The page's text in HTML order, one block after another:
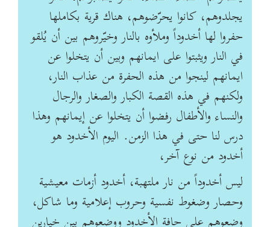
يجلدوهم، كانوا يحرّضوهم، هناك قرية بكاملها
حفروا لها أخدوداً وملأوه بالنار وخيّروهم ‏بين أن يُلقو
في النار ويثبتوا على ايمانهم وبين أن يتخلوا عن
ايمانهم لينجوا من هذه الحفرة من عذاب ‏النار،
ولكنهم في هذه القصة الكبار والصغار والرجال
والنساء والأطفال رفضوا أن يتخلوا عن إيمانهم ‏وهذا
درس لنا حتى في هذا الزمن. اليوم الأخدود هو
أخدود من نوع آخر،
ليس أخدوداً من نار ملتهبة، ‏أخدود أزمات معيشية
وحصار وضغوط نفسية وحروب إعلامية وما شاكل،